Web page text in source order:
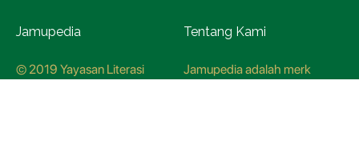
Jamupedia
© 2019 Yayasan Literasi
Tentang Kami
Jamupedia adalah merk